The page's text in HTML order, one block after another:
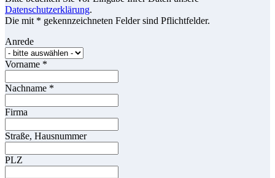
Datenschutzerklärung.
Die mit * gekennzeichneten Felder sind Pflichtfelder.
Anrede
Vorname *
Nachname *
Firma
Straße, Hausnummer
PLZ